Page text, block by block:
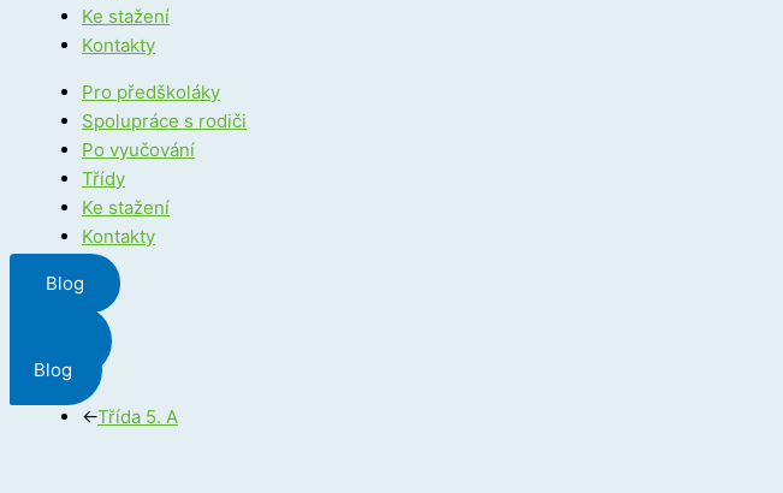
Ke stažení
Kontakty
Pro předškoláky
Spolupráce s rodiči
Po vyučování
Třídy
Ke stažení
Kontakty
Blog
Blog
←Třída 5. A